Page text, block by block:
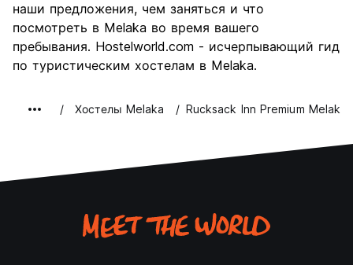
наши предложения, чем заняться и что
посмотреть в Melaka во время вашего
пребывания. Hostelworld.com - исчерпывающий гид
по туристическим хостелам в Melaka.
Хостелы Melaka Rucksack Inn Premium Melaka